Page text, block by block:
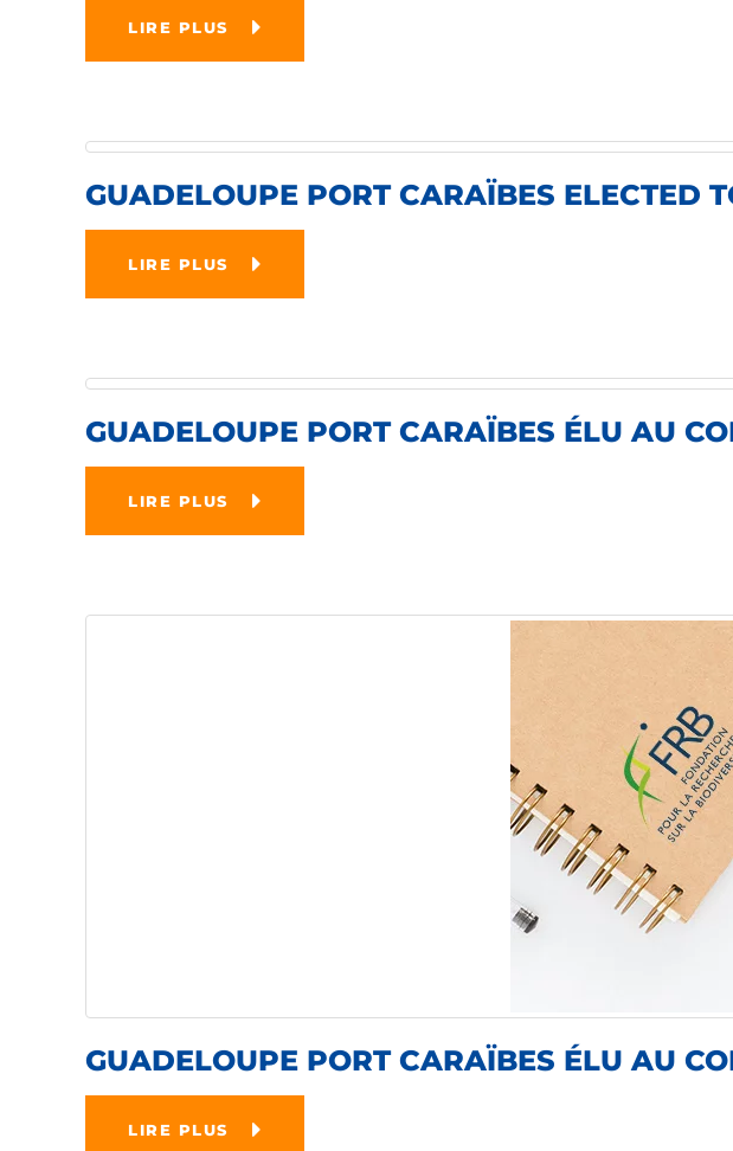
LIRE PLUS
GUADELOUPE PORT CARAÏBES ELECTED
LIRE PLUS
GUADELOUPE PORT CARAÏBES ÉLU AU
LIRE PLUS
GUADELOUPE PORT CARAÏBES ÉLU AU
LIRE PLUS